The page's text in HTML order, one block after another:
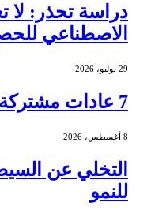
دراسة تحذر: لا
الاصطناعي
29 يوليو، 2026
7 عادات مشتركة بين الأثرياء
8 أغسطس، 2026
التخلي عن
للنمو